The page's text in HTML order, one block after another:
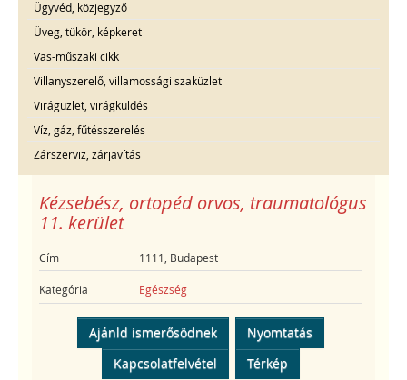
Ügyvéd, közjegyző
Üveg, tükör, képkeret
Vas-műszaki cikk
Villanyszerelő, villamossági szaküzlet
Virágüzlet, virágküldés
Víz, gáz, fűtésszerelés
Zárszerviz, zárjavítás
Kézsebész, ortopéd orvos, traumatológus
11. kerület
Cím 1111, Budapest
Kategória Egészség
Ajánld ismerősödnek
Nyomtatás
Kapcsolatfelvétel
Térkép